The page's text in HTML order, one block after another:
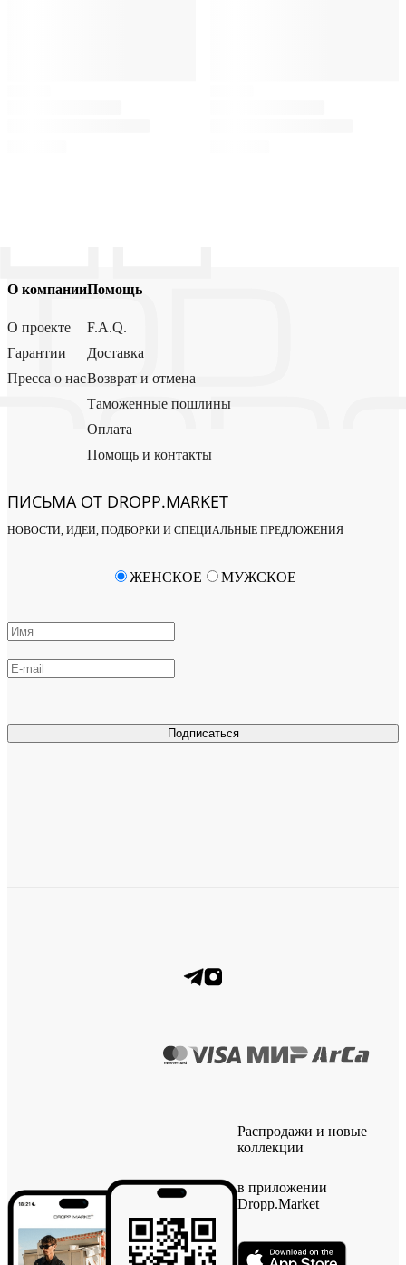
О компании
О проекте
Гарантии
Пресса о нас
Помощь
F.A.Q.
Доставка
Возврат и отмена
Таможенные пошлины
Оплата
Помощь и контакты
ПИСЬМА ОТ DROPP.MARKET
НОВОСТИ, ИДЕИ, ПОДБОРКИ И СПЕЦИАЛЬНЫЕ ПРЕДЛОЖЕНИЯ
Подписаться
ЖЕНСКОЕ МУЖСКОЕ
Распродажи и новые
коллекции
в приложении
Dropp.Market